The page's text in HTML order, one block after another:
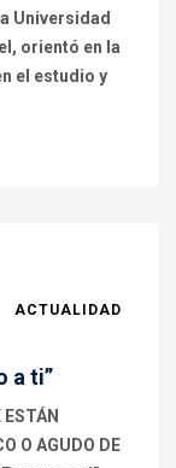
Universidad
orientó en la
el estudio y
ACTUALIDAD
a ti”
O AGUDO DE